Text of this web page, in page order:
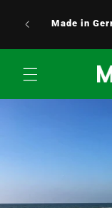
treściTwojej